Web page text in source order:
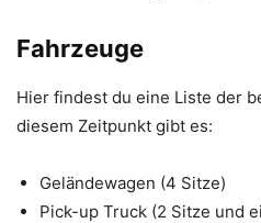
Fahrzeuge
Hier findest du eine Liste der
diesem Zeitpunkt gibt es:
Geländewagen (4 Sitze)
Pick-up Truck (2 Sitze und